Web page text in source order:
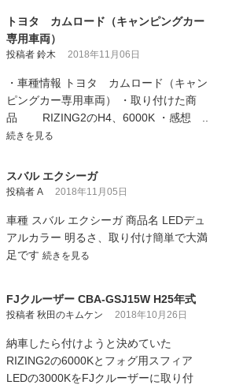
トヨタ カムロード（キャンピングカー
専用車両）
投稿者 鈴木 2018年11月06日
・車種情報 トヨタ カムロード（キャン
ピングカー専用車両） ・取り付けた商
品 RIZING2のH4、6000K ・感想 ..
続きを見る
スバル エクシーガ
投稿者 A 2018年11月05日
車種 スバル エクシーガ 商品名 LEDデュ
アルカラー 明るさ、取り付け簡単で大満
足です 続きを見る
FJクルーザー CBA-GSJ15W H25年式
投稿者 秋田のキムケン 2018年10月26日
納車したら付けようと決めていた
RIZING2の6000Kとフォグ用スフィア
LEDの3000KをFJクルーザーに取り付